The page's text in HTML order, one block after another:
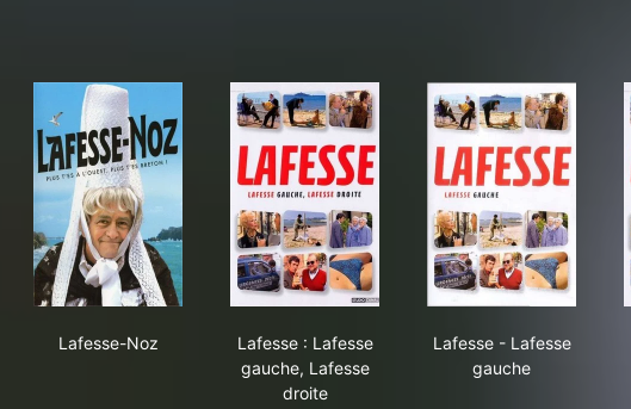
Lafesse-Noz
Lafesse : Lafesse
gauche, Lafesse
droite
Lafesse - Lafesse
gauche